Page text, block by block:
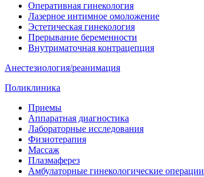
Оперативная гинекология
Лазерное интимное омоложение
Эстетическая гинекология
Прерывание беременности
Внутриматочная контрацепция
Анестезиология/реанимация
Поликлиника
Приемы
Аппаратная диагностика
Лабораторные исследования
Физиотерапия
Массаж
Плазмаферез
Амбулаторные гинекологические операции